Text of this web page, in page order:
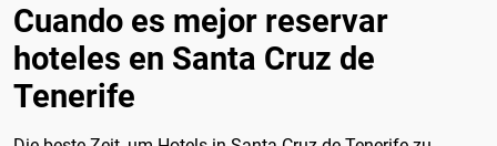
Cuando es mejor reservar
hoteles en Santa Cruz de
Tenerife